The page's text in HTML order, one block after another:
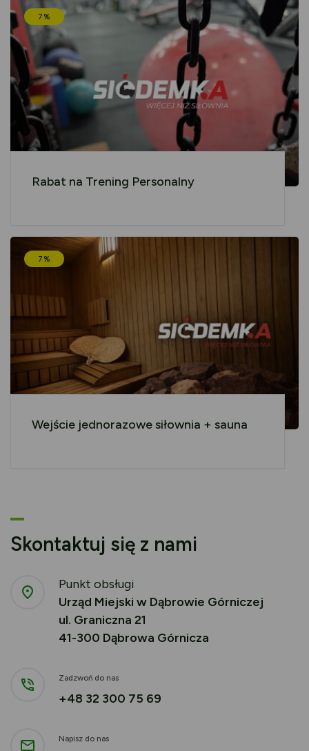
7%
Rabat na Trening Personalny
7%
Wejście jednorazowe siłownia + sauna
Skontaktuj się z nami
Punkt obsługi
Urząd Miejski w Dąbrowie Górniczej
ul. Graniczna 21
41-300 Dąbrowa Górnicza
Zadzwoń do nas
+48 32 300 75 69
Napisz do nas